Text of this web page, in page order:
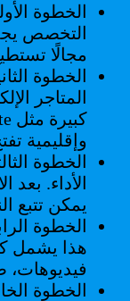
الخطوة
التخصص
مجالًا
الخطوة
المتاجر
وإقليمية
الخطوة
الأداء.
يمكن تتبع
الخطوة
هذا يشمل
فيديوهات،
الخطوة